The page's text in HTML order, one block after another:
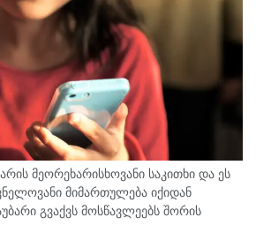
მეორეხარისხოვანი საკითხი და ეს
მიმართულება იქიდან
გვაქვს მოსწავლეებს შორის
გარემოს უზრუნველყოფასა და